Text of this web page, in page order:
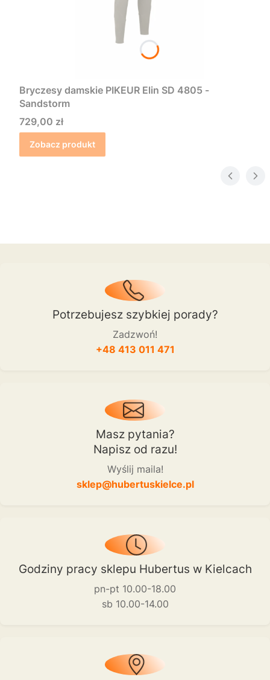
Bryczesy damskie PIKEUR Elin SD 4805 -
Sandstorm
Cena
729,00 zł
Zobacz produkt
Potrzebujesz szybkiej porady?
Zadzwoń!
+48 413 011 471
Masz pytania?
Napisz od razu!
Wyślij maila!
sklep@hubertuskielce.pl
Godziny pracy sklepu Hubertus w Kielcach
pn-pt 10.00-18.00
sb 10.00-14.00